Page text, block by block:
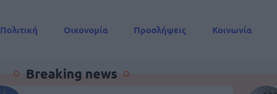
Πολιτική Οικονομία Προσλήψεις Κοινωνία
Breaking news